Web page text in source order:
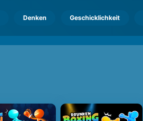
Denken Geschicklichkeit